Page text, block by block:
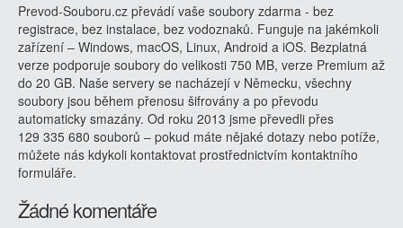
Prevod-Souboru.cz převádí vaše soubory zdarma - bez
registrace, bez instalace, bez vodoznaků. Funguje na jakémkoli
zařízení – Windows, macOS, Linux, Android a iOS. Bezplatná
verze podporuje soubory do velikosti 750 MB, verze Premium až
do 20 GB. Naše servery se nacházejí v Německu, všechny
soubory jsou během přenosu šifrovány a po převodu
automaticky smazány. Od roku 2013 jsme převedli přes
129 335 680 souborů – pokud máte nějaké dotazy nebo potíže,
můžete nás kdykoli kontaktovat prostřednictvím kontaktního
formuláře.
Žádné komentáře